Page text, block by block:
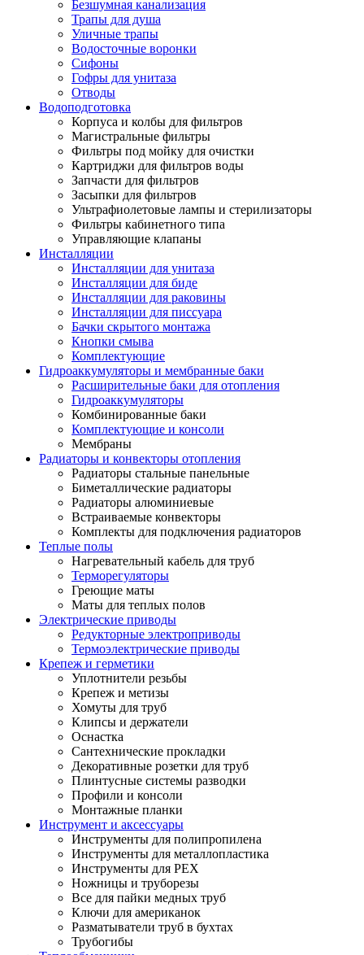
Безшумная канализация
Трапы для душа
Уличные трапы
Водосточные воронки
Сифоны
Гофры для унитаза
Отводы
Водоподготовка
Корпуса и колбы для фильтров
Магистральные фильтры
Фильтры под мойку для очистки
Картриджи для фильтров воды
Запчасти для фильтров
Засыпки для фильтров
Ультрафиолетовые лампы и стерилизаторы
Фильтры кабинетного типа
Управляющие клапаны
Инсталляции
Инсталляции для унитаза
Инсталляции для биде
Инсталляции для раковины
Инсталляции для писсуара
Бачки скрытого монтажа
Кнопки смыва
Комплектующие
Гидроаккумуляторы и мембранные баки
Расширительные баки для отопления
Гидроаккумуляторы
Комбинированные баки
Комплектующие и консоли
Мембраны
Радиаторы и конвекторы отопления
Радиаторы стальные панельные
Биметаллические радиаторы
Радиаторы алюминиевые
Встраиваемые конвекторы
Комплекты для подключения радиаторов
Теплые полы
Нагревательный кабель для труб
Терморегуляторы
Греющие маты
Маты для теплых полов
Электрические приводы
Редукторные электроприводы
Термоэлектрические приводы
Крепеж и герметики
Уплотнители резьбы
Крепеж и метизы
Хомуты для труб
Клипсы и держатели
Оснастка
Сантехнические прокладки
Декоративные розетки для труб
Плинтусные системы разводки
Профили и консоли
Монтажные планки
Инструмент и аксессуары
Инструменты для полипропилена
Инструменты для металлопластика
Инструменты для PEX
Ножницы и труборезы
Все для пайки медных труб
Ключи для американок
Разматыватели труб в бухтах
Трубогибы